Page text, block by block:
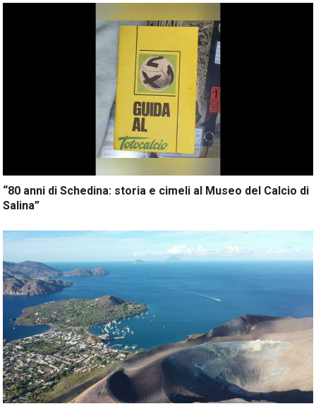
“80 anni di Schedina: storia e cimeli al Museo del Calcio di
Salina”